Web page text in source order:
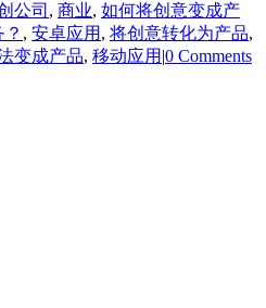
公司 , 商业, 如何将创意变成产
, 安卓应用 , 将创意转化为产品,
变成产品, 移动应用 |0 Comments